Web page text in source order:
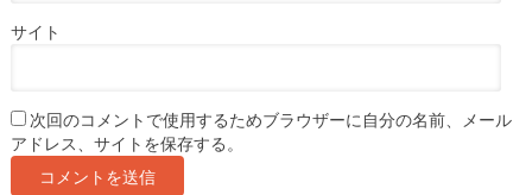
サイト
次回のコメントで使用するためブラウザーに自分の名前、メール
アドレス、サイトを保存する。